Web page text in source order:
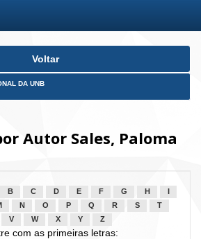
Voltar
DA UNB
Autor Sales, Paloma
B C D E F G H
N O P Q R S
T
V W X Y Z
com as primeiras letras: